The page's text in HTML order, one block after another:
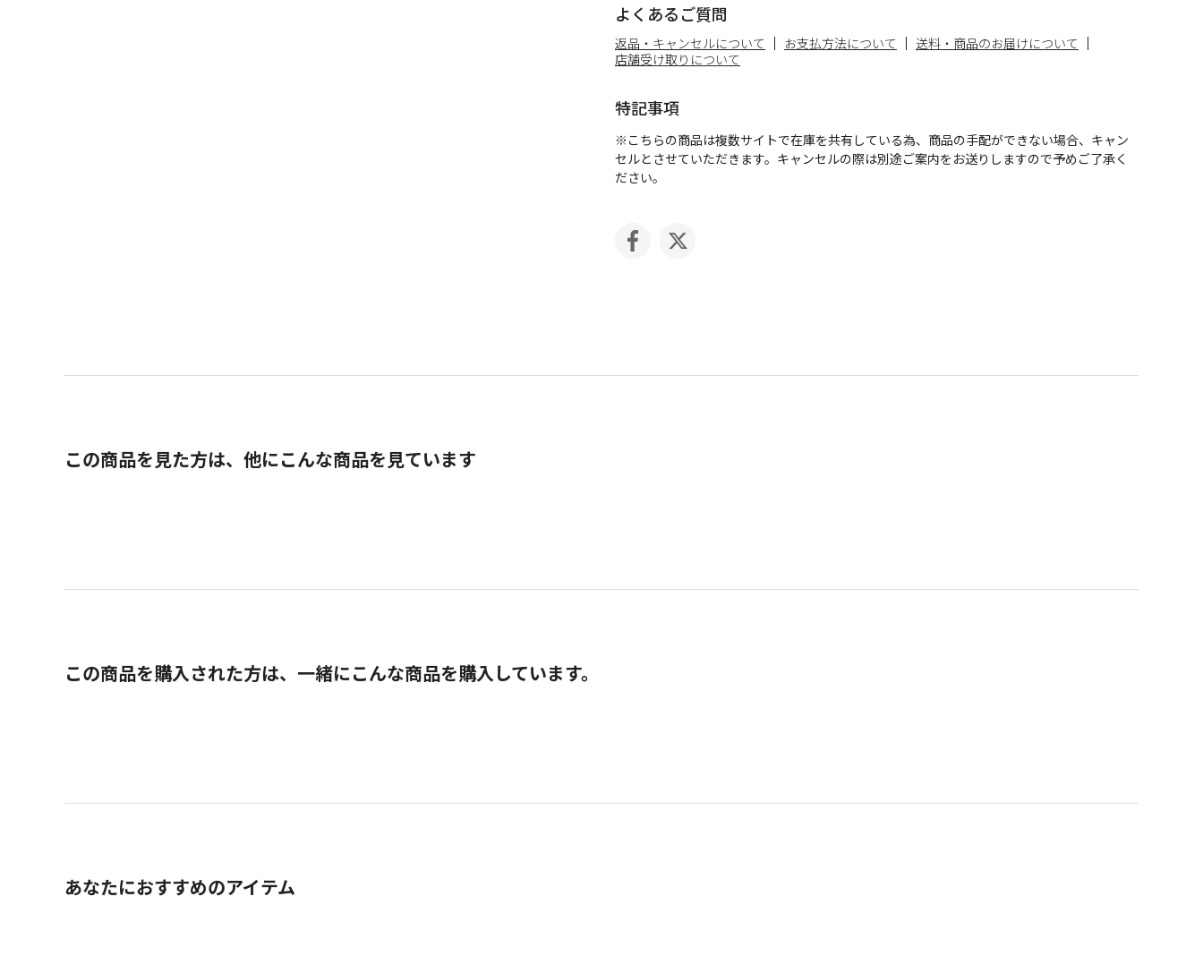
よくあるご質問
返品・キャンセルについて お支払方法について
送料・商品のお届けについて
店舗受け取りについて
特記事項
※こちらの商品は複数サイトで在庫を共有している為、商品の手配ができない場合、キャン
セルとさせていただきます。キャンセルの際は別途ご案内をお送りしますので予めご了承く
ださい。
この商品を見た方は、他にこんな商品を見ています
この商品を購入された方は、一緒にこんな商品を購入しています。
あなたにおすすめのアイテム